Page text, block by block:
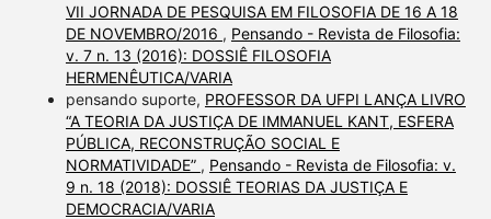
VII JORNADA DE PESQUISA EM FILOSOFIA DE 16 A 18
DE NOVEMBRO/2016 , Pensando - Revista de Filosofia:
v. 7 n. 13 (2016): DOSSIÊ FILOSOFIA
HERMENÊUTICA/VARIA
pensando suporte, PROFESSOR DA UFPI LANÇA LIVRO
“A TEORIA DA JUSTIÇA DE IMMANUEL KANT, ESFERA
PÚBLICA, RECONSTRUÇÃO SOCIAL E
NORMATIVIDADE” , Pensando - Revista de Filosofia: v.
9 n. 18 (2018): DOSSIÊ TEORIAS DA JUSTIÇA E
DEMOCRACIA/VARIA